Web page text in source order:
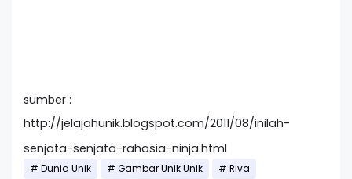
sumber :
http://jelajahunik.blogspot.com/2011/08/inilah-
senjata-senjata-rahasia-ninja.html
Dunia Unik Gambar Unik Unik Riva